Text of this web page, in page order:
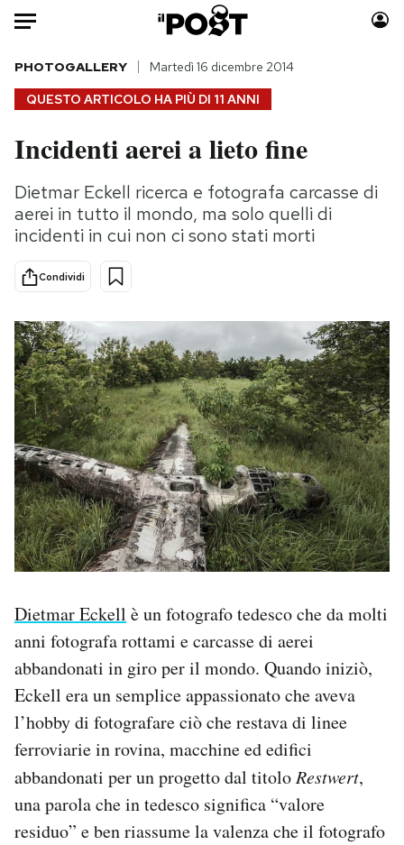
Auto
HOME
Italia
Politica
Tecnologia
Scienza
Economia
Sport
Moda
Consumismi
Storie/Idee
Mondiali calcio 2026
PODCAST
NEWSLETTER
I MIEI PREFERITI
SHOP
CALENDARIO
AREA PERSONALE
Area Personale
Newsletter
Notifiche mobile
QUESTO ARTICOLO HA PIÙ DI 11 ANNI
PHOTOGALLERY Martedì 16 dicembre 2014
Incidenti aerei a lieto fine
Dietmar Eckell ricerca e fotografa carcasse di
aerei in tutto il mondo, ma solo quelli di
incidenti in cui non ci sono stati morti
Condividi
Dietmar Eckell è un fotografo tedesco che da molti
anni fotografa rottami e carcasse di aerei
abbandonati in giro per il mondo. Quando iniziò,
Eckell era un semplice appassionato che aveva
l’hobby di fotografare ciò che restava di linee
ferroviarie in rovina, macchine ed edifici
abbandonati per un progetto dal titolo Restwert,
una parola che in tedesco significa “valore
residuo” e ben riassume la valenza che il fotografo